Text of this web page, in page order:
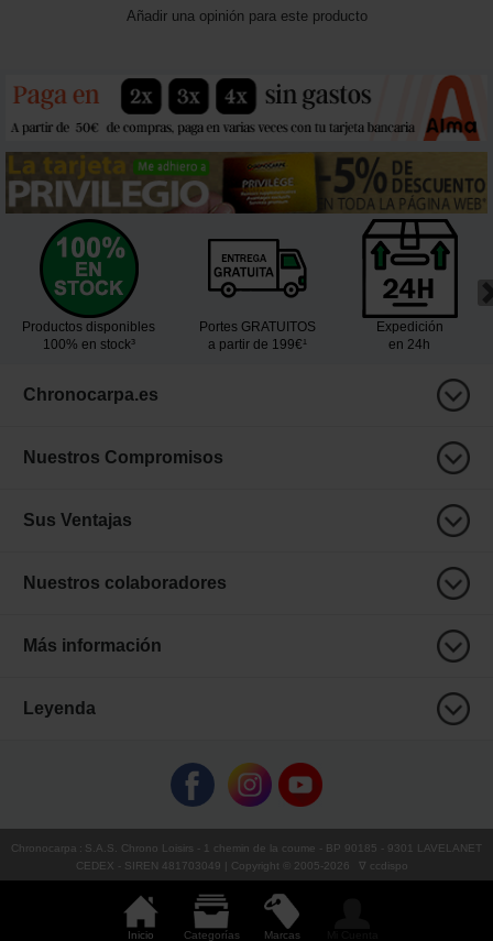
Inicio Categorías Marcas
Añadir una opinión para este producto
Productos disponibles
100% en stock³
Portes GRATUITOS
a partir de 199€¹
Expedición
en 24h
Chronocarpa.es
Nuestros Compromisos
Sus Ventajas
Nuestros colaboradores
Más información
Leyenda
Chronocarpa : S.A.S. Chrono Loisirs - 1 chemin de la coume - BP 90185 - 9301 LAVELANET
CEDEX - SIREN 481703049 | Copyright © 2005-2026 ∇ ccdispo